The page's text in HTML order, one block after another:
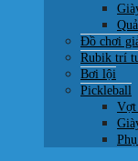
Đồ chơi
Rubik trí
Bơi lội
Pickleball
Vợt